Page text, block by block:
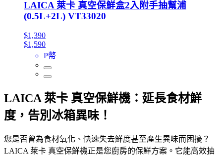
LAICA 萊卡 真空保鮮盒2入附手抽幫浦
(0.5L+2L) VT33020
$1,390
$1,590
P幣
LAICA 萊卡 真空保鮮機：延長食材鮮
度，告別冰箱異味！
您是否曾為食材氧化、快速失去鮮度甚至產生異味而困擾？
LAICA 萊卡 真空保鮮機正是您廚房的保鮮方案。它能高效抽